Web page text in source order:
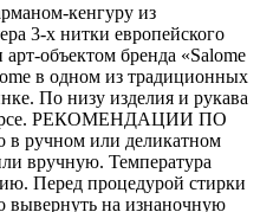
кенгуру из
3-х нитки европейского
объектом бренда «Salome
в одном из традиционных
По низу изделия и рукава
РЕКОМЕНДАЦИИ ПО
в ручном или деликатном
вручную. Температура
Перед процедурой стирки
вывернуть на изнаночную